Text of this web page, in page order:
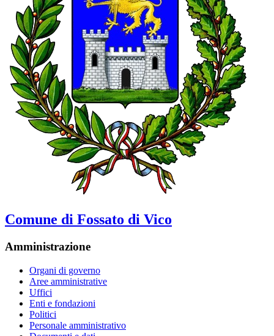
Comune di Fossato di Vico
Amministrazione
Organi di governo
Aree amministrative
Uffici
Enti e fondazioni
Politici
Personale amministrativo